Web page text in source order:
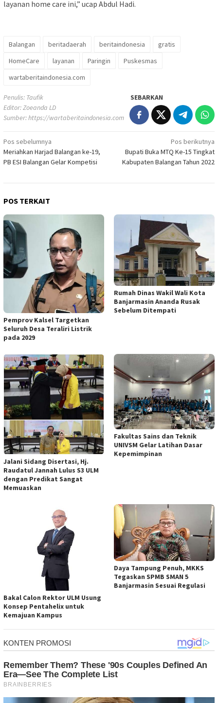
layanan home care ini,” ucap Abdul Hadi.
Balangan beritadaerah beritaindonesia
gratis
HomeCare
layanan Paringin
Puskesmas
wartaberitaindonesia.com
Penulis: Taufik
Editor: Zoeanda LD
Sumber:https://wartaberitaindonesia.com
SEBARKAN
Navigasi
pos
Pos sebelumnya
Meriahkan Harjad Balangan ke-19,
PB ESI Balangan Gelar Kompetisi
Pos berikutnya
Bupati Buka MTQ Ke-15 Tingkat
Kabupaten Balangan Tahun 2022
POS TERKAIT
Pemprov Kalsel Targetkan
Seluruh Desa Teraliri Listrik
pada 2029
Rumah Dinas Wakil Wali Kota
Banjarmasin Ananda Rusak
Sebelum Ditempati
Jalani Sidang Disertasi, Hj.
Raudatul Jannah Lulus S3 ULM
dengan Predikat Sangat
Memuaskan
Fakultas Sains dan Teknik
UNIVSM Gelar Latihan Dasar
Kepemimpinan
Bakal Calon Rektor ULM Usung
Konsep Pentahelix untuk
Kemajuan Kampus
Daya Tampung Penuh, MKKS
Tegaskan SPMB SMAN 5
Banjarmasin Sesuai Regulasi